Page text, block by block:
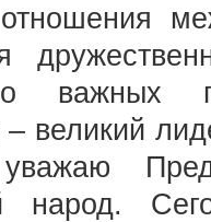
важных
– великий
уважаю
народ.